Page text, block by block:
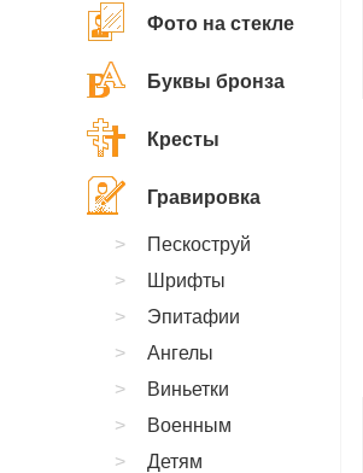
Фото на стекле
Буквы бронза
Кресты
Гравировка
Пескоструй
Шрифты
Эпитафии
Ангелы
Виньетки
Военным
Детям